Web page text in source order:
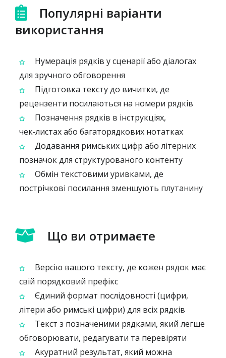
Популярні варіанти
використання
Нумерація рядків у сценарії або діалогах
для зручного обговорення
Підготовка тексту до вичитки, де
рецензенти посилаються на номери рядків
Позначення рядків в інструкціях,
чек‑листах або багато­рядкових нотатках
Додавання римських цифр або літерних
позначок для структурованого контенту
Обмін текстовими уривками, де
пострічкові посилання зменшують плутанину
Що ви отримаєте
Версію вашого тексту, де кожен рядок має
свій порядковий префікс
Єдиний формат послідовності (цифри,
літери або римські цифри) для всіх рядків
Текст з позначеними рядками, який легше
обговорювати, редагувати та перевіряти
Акуратний результат, який можна